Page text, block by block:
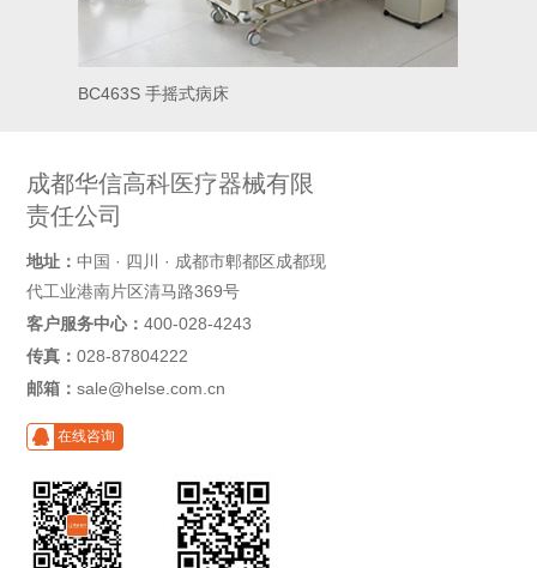
BC463S 手摇式病床
成都华信高科医疗器械有限
责任公司
地址：中国 · 四川 · 成都市郫都区成都现
代工业港南片区清马路369号
客户服务中心：400-028-4243
传真：028-87804222
邮箱：sale@helse.com.cn
在线咨询